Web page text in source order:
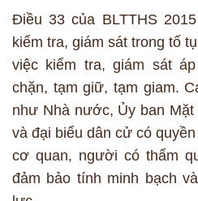
Điều 33 của BLTTHS
kiểm tra, giám sát trong tố
việc kiểm tra, giám sát
chặn, tạm giữ, tạm giam.
như Nhà nước, Ủy ban
và đại biểu dân cử có
cơ quan, người có thẩm
đảm bảo tính minh bạch